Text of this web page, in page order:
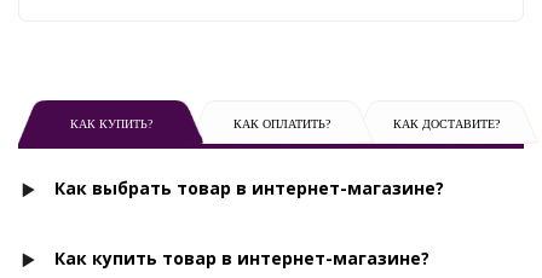
КАК КУПИТЬ? КАК ОПЛАТИТЬ? КАК ДОСТАВИТЕ?
Как выбрать товар в интернет-магазине?
Как купить товар в интернет-магазине?